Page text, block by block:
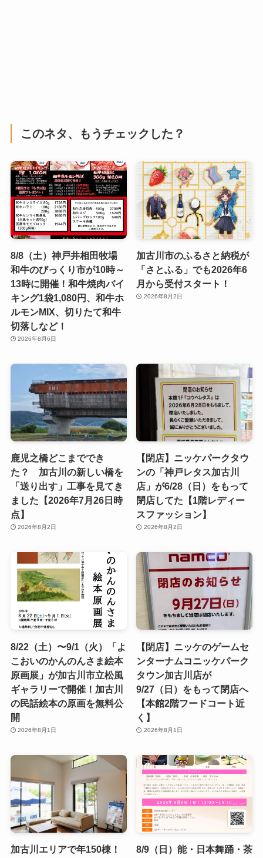
このネタ、もうチェックした？
8/8（土）神戸井相田牧場
和牛のびっくり市が10時～
13時に開催！和牛焼肉バイ
キング1袋1,080円、和牛ホ
ルモンMIX、切りたて和牛
切落しなど！
2026年8月6日
加古川市のふるさと納税が
「さとふる」でも2026年6
月から受付スタート！
2026年8月2日
鹿児之橋どこまででき
た？ 加古川の新しい橋を
「送り出す」工事を見てき
ました【2026年7月26日時
点】
2026年8月2日
【閉店】ニッケパークタウ
ンの「神戸レタス加古川
店」が6/28（日）をもって
閉店してた【1階レディー
スファッション】
2026年8月2日
8/22（土）〜9/1（火）「よ
こおいのかんのんさま絵本
原画展」が加古川市立松風
ギャラリーで開催！加古川
の民話絵本の原画を無料公
開
2026年8月1日
【閉店】ニッケのゲームセ
ンターナムコニッケパーク
タウン加古川店が
9/27（日）をもって閉店へ
【本館2階フードコート近
く】
2026年8月1日
加古川エリアで年150棟！
8/9（日）能・日本舞踊・茶